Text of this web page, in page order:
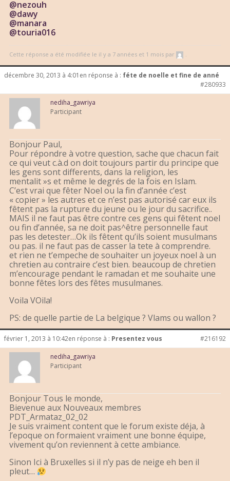
@nezouh
@dawy
@manara
@touria016
Cette réponse a été modifiée le il y a 7 années et 1 mois par .
décembre 30, 2013 à 4:01 en réponse à : féte de noelle et fine de anné
#280933
nediha_gawriya
Participant
Bonjour Paul,
Pour répondre à votre question, sache que chacun fait
ce qui veut c.à.d on doit toujours partir du principe que
les gens sont differents, dans la religion, les
mentalit »s et même le degrés de la fois en Islam.
C’est vrai que fêter Noel ou la fin d’année c’est
« copier » les autres et ce n’est pas autorisé car eux ils
fêtent pas la rupture du jeune ou le jour du sacrifice..
MAIS il ne faut pas être contre ces gens qui fêtent noel
ou fin d’année, sa ne doit pas^être personnelle faut
pas les detester…Ok ils fêtent qu’ils soient musulmans
ou pas. il ne faut pas de casser la tete à comprendre.
et rien ne t’empeche de souhaiter un joyeux noel à un
chretien au contraire c’est bien. beaucoup de chretien
m’encourage pendant le ramadan et me souhaite une
bonne fêtes lors des fêtes musulmanes.
Voila VOila!
PS: de quelle partie de La belgique ? Vlams ou wallon ?
février 1, 2013 à 10:42en réponse à : Presentez vous #216192
nediha_gawriya
Participant
Bonjour Tous le monde,
Bievenue aux Nouveaux membres
PDT_Armataz_02_02
Je suis vraiment content que le forum existe déja, à
l’epoque on formaient vraiment une bonne équipe,
vivement qu’on reviennent à cette ambiance.
Sinon Ici à Bruxelles si il n’y pas de neige eh ben il
pleut…